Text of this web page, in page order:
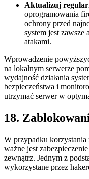
Aktualizuj
oprogramowania
⁣ochrony przed
system jest zawsze
atakami.
Wprowadzenie
na lokalnym serwerze
wydajność działania
bezpieczeństwa i
utrzymać⁣ serwer w
18.
W ⁤przypadku korzystania
⁢ważne jest
zewnątrz.‌ Jednym z⁢
wykorzystane przez